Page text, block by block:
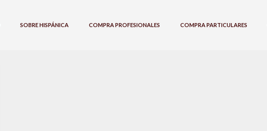
SOBRE HISPÁNICA COMPRA PROFESIONALES COMPRA PARTICULARES